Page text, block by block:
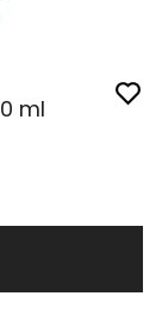
ml